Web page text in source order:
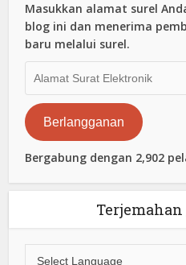
Masukkan alamat surel
blog ini dan menerima
baru melalui surel.
Surat
Elektronik
Berlangganan
Bergabung dengan 2,902